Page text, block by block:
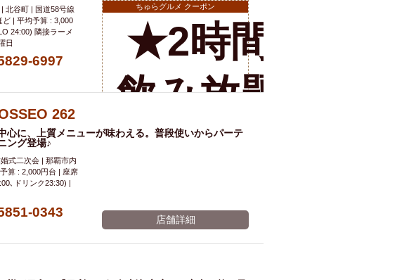
比べセット 首里駅周辺
やぎ料理
カルビ 奥武山公園駅周辺
小禄駅周辺
ENJOY LUNCH 特集
造形集団
北谷町 | 国道58号線
| 平均予算 : 3,000
24:00) 隣接ラーメ
日
6997
ちゅらグルメ クーポン
★2時間半
飲み放題の
み
￥2500★→
3時間に♪
262
心に、上質メニューが味わえる。普段使いからパーテ
ング登場♪
式二次会 | 那覇市内
算 : 2,000円台 | 座席
､ドリンク23:30) |
0343 店舗詳細